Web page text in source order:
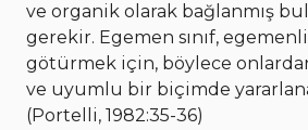
ve organik olarak bağlanmış
gerekir. Egemen sınıf,
götürmek için, böylece
ve uyumlu bir biçimde
(Portelli, 1982:35-36)